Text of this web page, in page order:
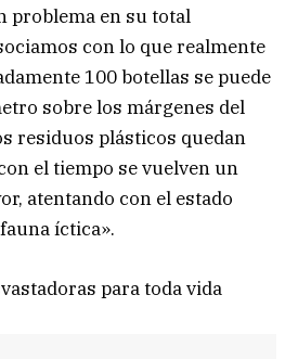
problema en su total
con lo que realmente
100 botellas se puede
sobre los márgenes del
residuos plásticos quedan
el tiempo se vuelven un
atentando con el estado
íctica».
para toda vida